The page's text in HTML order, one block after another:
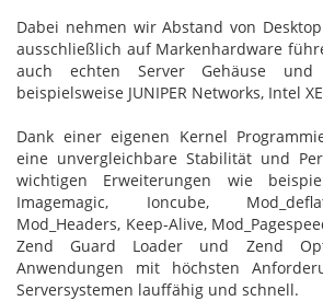
Dabei nehmen wir Abstand von
ausschließlich auf Markenhardware
auch echten Server Gehäuse und
beispielsweise JUNIPER Networks, Intel
Dank einer eigenen Kernel
eine unvergleichbare Stabilität und
wichtigen Erweiterungen wie
Imagemagic, Ioncube,
Mod_Headers, Keep-Alive,
Zend Guard Loader und Zend
Anwendungen mit höchsten
Serversystemen lauffähig und schnell.